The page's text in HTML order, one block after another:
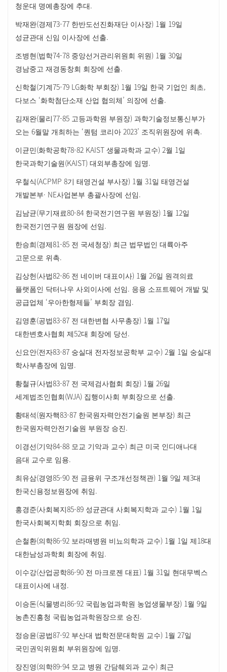
청운대 명예총장에 추대 .
박재완(경제 73-77 한반도선진화재단 이사장) 1월 19일
성균관대 신임 이사장에 선출.
조병현 (법학74-78 중앙선거관리위원회 위원) 1월 30일
경남중고 재경동창회 회장에 선출.
신학철 (기계 75-79 LG화학 부회장) 1월 19일 한국 기업인 최초,
다보스 ‘화학첨단소재 산업 협의체 ’ 의장에 선출.
김재완(물리 77-85 고등과학원 부원장) 과학기술정보통신부가
오는 6월말 개최하는 ‘퀀텀 코리아 2023’ 조직위원장에 위촉.
이균민 (화학공학78-82 KAIST 생물과학과 교수) 2월 1일
한국과학기술원 (KAIST) 대외부총장에 임명 .
우철식 (ACPMP 8기 태영건설 부사장) 1월 31일 태영건설
개발본부· NE사업본부 총괄사장에 선임 .
김남균(무기재료80-84 한국전기연구원 부원장) 1월 12일
한국전기연구원 원장에 선임 .
한승희 (경제 81-85 전 국세청장) 최근 법무법인 대륙아주
고문으로 위촉.
김상헌 (사법82-86 전 네이버 대표이사) 1월 26일 원격의료
플랫폼인 닥터나우 사외이사에 선임 . 응용 소프트웨어 개발 및
공급업체 ‘우아한형제들’ 부회장 겸임 .
김영훈(공법83-87 전 대한변협 사무총장) 1월 17일
대한변호사협회 제 52대 회장에 당선 .
신요안(전자83-87 숭실대 전자정보공학부 교수) 2월 1일 숭실대
학사부총장에 임명 .
황철규(사법83-87 전 국제검사협회 회장) 1월 26일
세계법조인협회 (WJA) 집행이사회 부회장으로 선출.
황태석 (원자핵83-87 한국원자력안전기술원 본부장) 최근
한국원자력안전기술원 부원장 승진 .
이경선 (기악84-88 모교 기악과 교수) 최근 미국 인디애나대
음대 교수로 임용.
최유삼(경영85-90 전 금융위 구조개선정책관) 1월 9일 제 3대
한국신용정보원장에 취임 .
홍경준(사회복지 85-89 성균관대 사회복지학과 교수) 1월 1일
한국사회복지학회 회장으로 취임 .
손철환(의학86-92 보라매병원 비뇨의학과 교수) 1월 1일 제 18대
대한남성과학회 회장에 취임 .
이수강(산업공학86-90 전 마크로젠 대표) 1월 31일 현대무벡스
대표이사에 내정 .
이승돈(식물병리 86-92 국립농업과학원 농업생물부장) 1월 9일
농촌진흥청 국립농업과학원장으로 승진 .
정승윤(공법87-92 부산대 법학전문대학원 교수) 1월 27일
국민권익위원회 부위원장에 임명 .
장진영 (의학89-94 모교 병원 간담췌외과 교수) 최근